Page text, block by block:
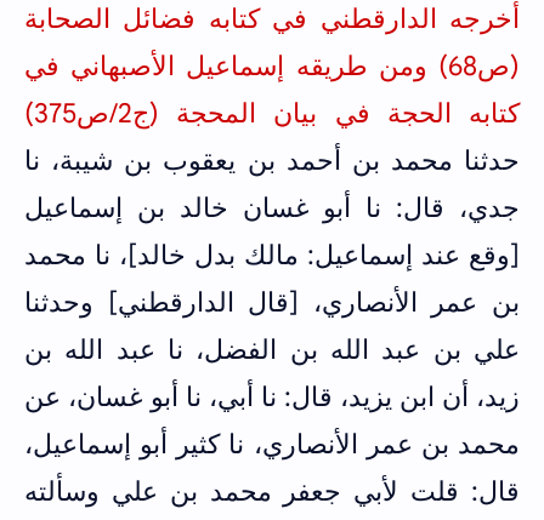
أخرجه الدارقطني في كتابه فضائل الصحابة
(ص68) ومن طريقه إسماعيل الأصبهاني في
كتابه الحجة في بيان المحجة (ج2/ص375)
حدثنا محمد بن أحمد بن يعقوب بن شيبة، نا
جدي، قال: نا أبو غسان خالد بن إسماعيل
[وقع عند إسماعيل: مالك بدل خالد]، نا محمد
بن عمر الأنصاري، [قال الدارقطني] وحدثنا
علي بن عبد الله بن الفضل، نا عبد الله بن
زيد، أن ابن يزيد، قال: نا أبي، نا أبو غسان، عن
محمد بن عمر الأنصاري، نا كثير أبو إسماعيل،
قال: قلت لأبي جعفر محمد بن علي وسألته